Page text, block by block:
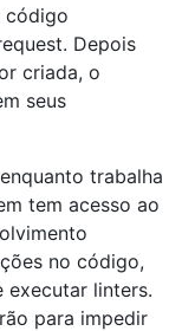
código
Depois
criada, o
seus
trabalha
tem acesso ao
no código,
executar linters.
para impedir